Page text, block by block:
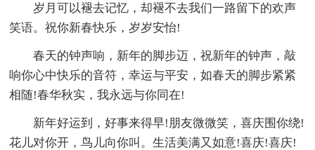
岁月可以褪去记忆，却褪不去我们一路留下的欢声
笑语。祝你新春快乐，岁岁安怡!
春天的钟声响，新年的脚步迈，祝新年的钟声，敲
响你心中快乐的音符，幸运与平安，如春天的脚步紧紧
相随!春华秋实，我永远与你同在!
新年好运到，好事来得早!朋友微微笑，喜庆围你绕!
花儿对你开，鸟儿向你叫。生活美满又如意!喜庆!喜庆!